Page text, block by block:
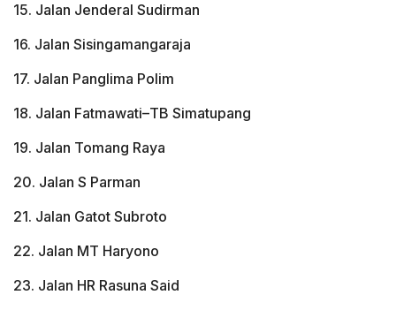
15. Jalan Jenderal Sudirman
16. Jalan Sisingamangaraja
17. Jalan Panglima Polim
18. Jalan Fatmawati–TB Simatupang
19. Jalan Tomang Raya
20. Jalan S Parman
21. Jalan Gatot Subroto
22. Jalan MT Haryono
23. Jalan HR Rasuna Said